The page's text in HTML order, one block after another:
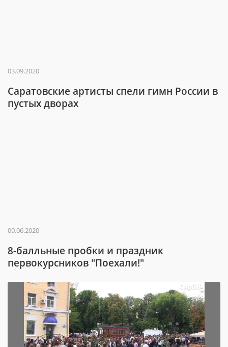
03.09.2020
Саратовские артисты спели гимн России в
пустых дворах
09.06.2020
8-балльные пробки и праздник
первокурсников "Поехали!"